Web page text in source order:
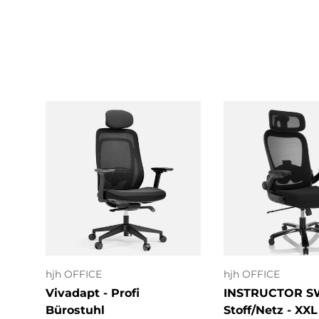
hjh OFFICE
Vivadapt - Profi
Bürostuhl
In den Warenkorb
hjh OFFICE
INSTRUCTOR
Stoff/Netz - XXL
In den